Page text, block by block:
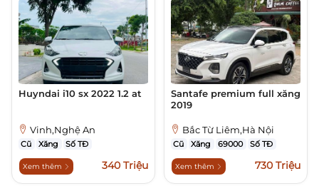
Huyndai i10 sx 2022 1.2 at
Vinh,Nghệ An
Cũ Xăng Số TĐ
Xem thêm 340 Triệu
Santafe premium full xăng
2019
Bắc Từ Liêm,Hà Nội
Cũ Xăng 69000 Số TĐ
Xem thêm 730 Triệu